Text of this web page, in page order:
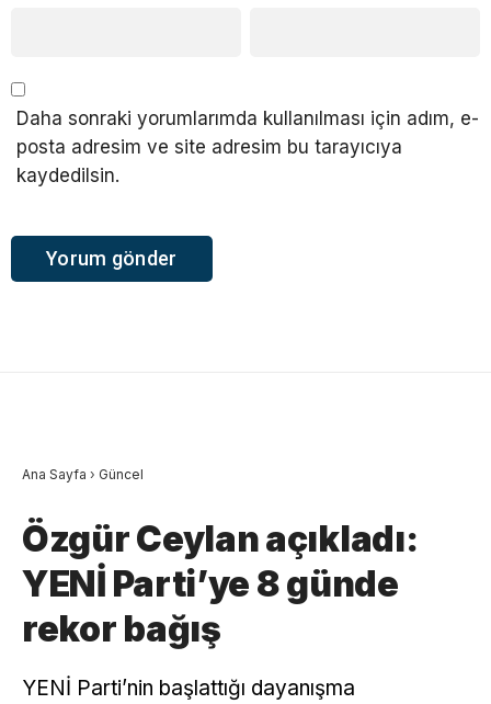
Daha sonraki yorumlarımda kullanılması için adım, e-
posta adresim ve site adresim bu tarayıcıya
kaydedilsin.
Ana Sayfa › Güncel
Özgür Ceylan açıkladı:
YENİ Parti’ye 8 günde
rekor bağış
YENİ Parti’nin başlattığı dayanışma